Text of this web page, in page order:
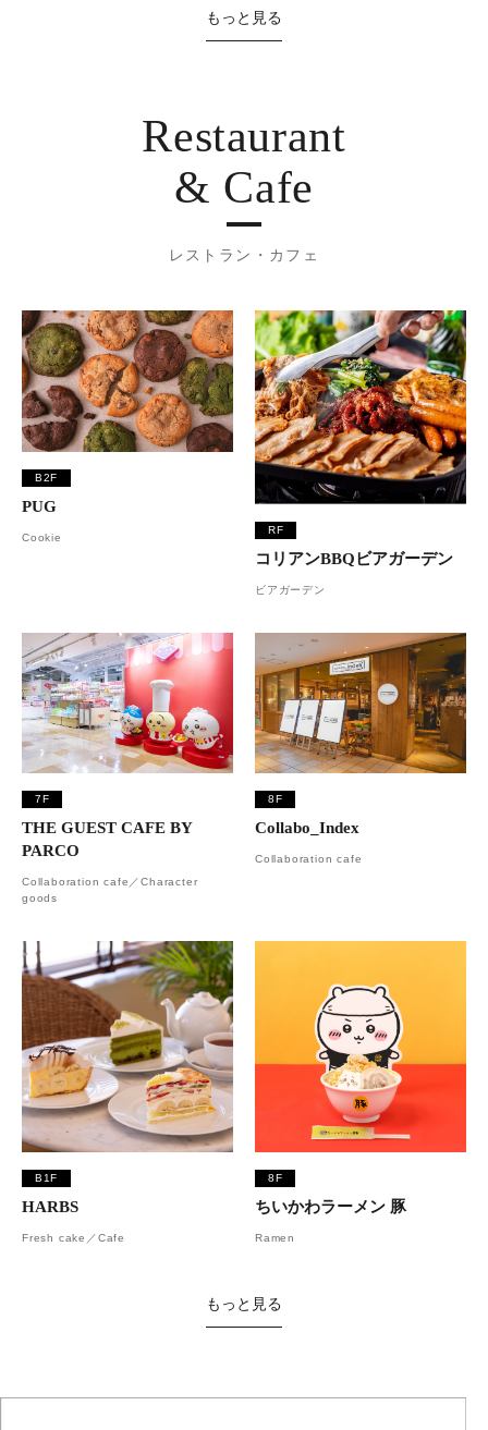
もっと見る
Restaurant
& Cafe
レストラン・カフェ
B2F
PUG
Cookie
RF
コリアンBBQビアガーデン
ビアガーデン
7F
THE GUEST CAFE BY
PARCO
Collaboration cafe／Character
goods
8F
Collabo_Index
Collaboration cafe
B1F
HARBS
Fresh cake／Cafe
8F
ちいかわラーメン 豚
Ramen
もっと見る